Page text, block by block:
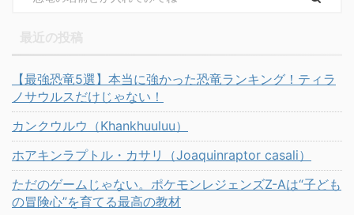
【最強恐竜5選】本当に強かった恐竜ランキング！ティラ
ノサウルスだけじゃない！
カンクウルウ（Khankhuuluu）
ホアキンラプトル・カサリ（Joaquinraptor casali）
ただのゲームじゃない。ポケモンレジェンズZ-Aは“子ども
の冒険心”を育てる最高の教材